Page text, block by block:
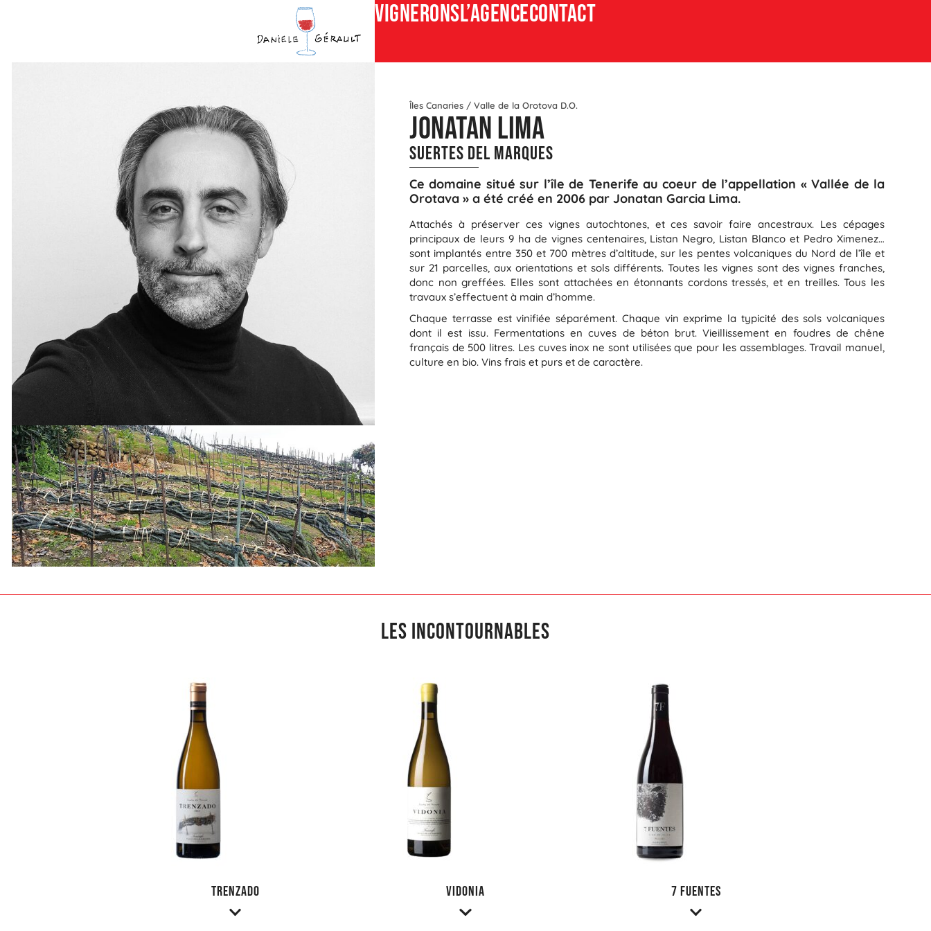
VigneronsL’agenceCONTACT
Îles Canaries / Valle de la Orotova D.O.
Jonatan Lima
Suertes del Marques
Ce domaine situé sur l’île de Tenerife au coeur de l’appellation « Vallée de la
Orotava » a été créé en 2006 par Jonatan Garcia Lima.
Attachés à préserver ces vignes autochtones, et ces savoir faire ancestraux. Les cépages
principaux de leurs 9 ha de vignes centenaires, Listan Negro, Listan Blanco et Pedro Ximenez…
sont implantés entre 350 et 700 mètres d’altitude, sur les pentes volcaniques du Nord de l’île et
sur 21 parcelles, aux orientations et sols différents. Toutes les vignes sont des vignes franches,
donc non greffées. Elles sont attachées en étonnants cordons tressés, et en treilles. Tous les
travaux s’effectuent à main d’homme.
Chaque terrasse est vinifiée séparément. Chaque vin exprime la typicité des sols volcaniques
dont il est issu. Fermentations en cuves de béton brut. Vieillissement en foudres de chêne
français de 500 litres. Les cuves inox ne sont utilisées que pour les assemblages. Travail manuel,
culture en bio. Vins frais et purs et de caractère.
Les incontournables
Trenzado Vidonia 7 Fuentes